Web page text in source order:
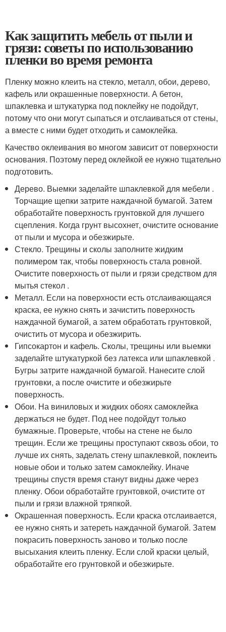
Как защитить мебель от пыли и
грязи: советы по использованию
пленки во время ремонта
Пленку можно клеить на стекло, металл, обои, дерево,
кафель или окрашенные поверхности. А бетон,
шпаклевка и штукатурка под поклейку не подойдут,
потому что они могут сыпаться и отслаиваться от стены,
а вместе с ними будет отходить и самоклейка.
Качество оклеивания во многом зависит от поверхности
основания. Поэтому перед оклейкой ее нужно тщательно
подготовить.
Дерево. Выемки заделайте шпаклевкой для мебели .
Торчащие щепки затрите наждачной бумагой. Затем
обработайте поверхность грунтовкой для лучшего
сцепления. Когда грунт высохнет, очистите основание
от пыли и мусора и обезжирьте.
Стекло. Трещины и сколы заполните жидким
полимером так, чтобы поверхность стала ровной.
Очистите поверхность от пыли и грязи средством для
мытья стекол .
Металл. Если на поверхности есть отслаивающаяся
краска, ее нужно снять и зачистить поверхность
наждачной бумагой, а затем обработать грунтовкой,
очистить от мусора и обезжирить.
Гипсокартон и кафель. Сколы, трещины или выемки
заделайте штукатуркой без латекса или шпаклевкой .
Бугры затрите наждачной бумагой. Нанесите слой
грунтовки, а после очистите и обезжирьте
поверхность.
Обои. На виниловых и жидких обоях самоклейка
держаться не будет. Под нее подойдут только
бумажные. Проверьте, чтобы на стене не было
трещин. Если же трещины проступают сквозь обои, то
лучше их снять, заделать стену шпаклевкой, поклеить
новые обои и только затем самоклейку. Иначе
трещины спустя время станут видны даже через
пленку. Обои обработайте грунтовкой, очистите от
пыли и грязи влажной тряпкой.
Окрашенная поверхность. Если краска отслаивается,
ее нужно снять и затереть наждачной бумагой. Затем
покрасить поверхность заново и только после
высыхания клеить пленку. Если слой краски целый,
обработайте его грунтовкой и обезжирьте.